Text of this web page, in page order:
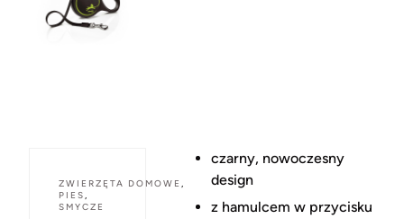
ZWIERZĘTA DOMOWE ,
PIES,
SMYCZE
czarny, nowoczesny
design
z hamulcem w przycisku